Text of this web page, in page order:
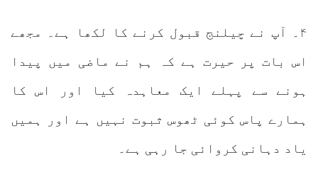
۴۔ آپ نے چیلنج قبول کرنے کا لکھا ہے۔ مجھے
اس بات پر حیرت ہے کہ ہم نے ماضی میں پیدا
ہونے سے پہلے ایک معاہدہ کیا اور اس کا
ہمارے پاس کوئی ٹھوس ثبوت نہیں ہے اور ہمیں
یاد دہانی کروائی جا رہی ہے۔